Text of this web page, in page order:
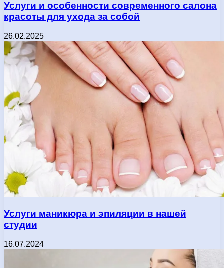
Услуги и особенности современного салона
красоты для ухода за собой
26.02.2025
Услуги маникюра и эпиляции в нашей
студии
16.07.2024